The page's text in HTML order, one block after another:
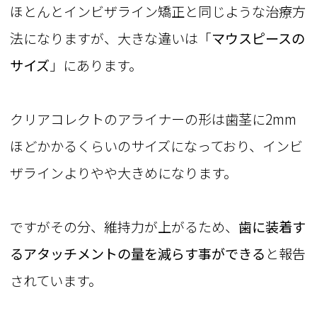
ほとんとインビザライン矯正と同じような治療方
法になりますが、大きな違いは「マウスピースの
サイズ 」にあります。
クリアコレクトのアライナーの形は歯茎に2mm
ほどかかるくらいのサイズになっており、インビ
ザラインよりやや大きめになります。
ですがその分、維持力が上がるため、 歯に装着す
るアタッチメントの量を減らす事ができる と報告
されています。